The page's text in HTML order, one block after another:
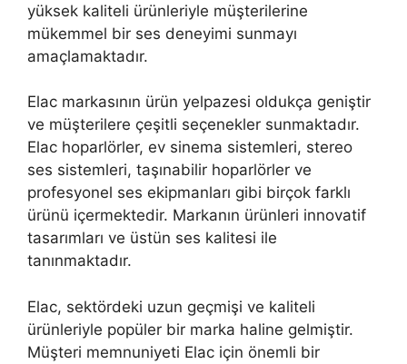
yüksek kaliteli ürünleriyle müşterilerine
mükemmel bir ses deneyimi sunmayı
amaçlamaktadır.
Elac markasının ürün yelpazesi oldukça geniştir
ve müşterilere çeşitli seçenekler sunmaktadır.
Elac hoparlörler, ev sinema sistemleri, stereo
ses sistemleri, taşınabilir hoparlörler ve
profesyonel ses ekipmanları gibi birçok farklı
ürünü içermektedir. Markanın ürünleri innovatif
tasarımları ve üstün ses kalitesi ile
tanınmaktadır.
Elac, sektördeki uzun geçmişi ve kaliteli
ürünleriyle popüler bir marka haline gelmiştir.
Müşteri memnuniyeti Elac için önemli bir